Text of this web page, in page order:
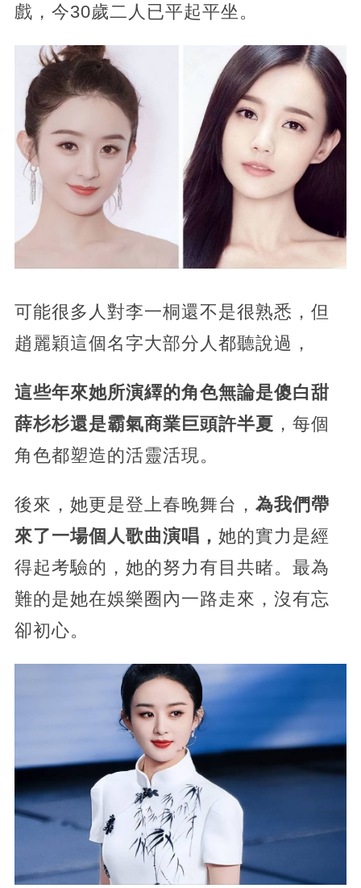
戲，今30歲二人已平起平坐。
可能很多人對李一桐還不是很熟悉，但
趙麗穎這個名字大部分人都聽說過，
這些年來她所演繹的角色無論是傻白甜
薛杉杉還是霸氣商業巨頭許半夏 ，每個
角色都塑造的活靈活現。
後來，她更是登上春晚舞台， 為我們帶
來了一場個人歌曲演唱， 她的實力是經
得起考驗的，她的努力有目共睹。最為
難的是她在娛樂圈內一路走來，沒有忘
卻初心。